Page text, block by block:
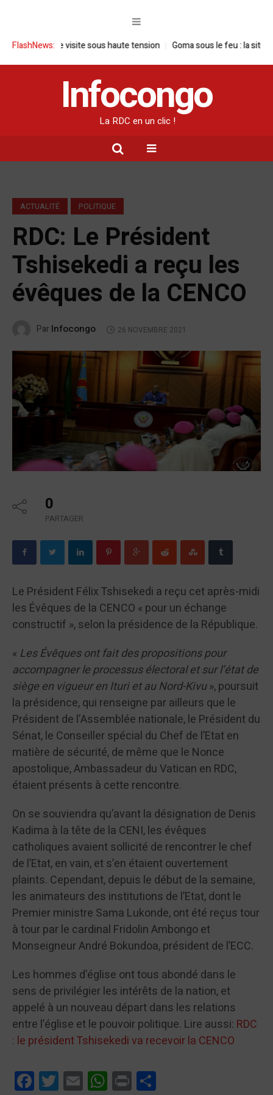
FlashNews:
: une visite sous haute tension Goma sous le feu : la situation
Infocongo
La RDC en un clic !
ACTUALITÉ POLITIQUE
RDC: Le Président
Tshisekedi a reçu les
évêques de la CENCO
Par Infocongo 26 NOVEMBRE 2021
0
PARTAGER
Le Président Félix Tshisekedi a reçu cet après-midi
les Évêques de la CENCO « pour un échange
constructif », selon la présidence de la République.
« Les Évêques ont fait des propositions pour
accompagner le processus électoral et sur l’état de
siège en vigueur en Ituri et au Nord-Kivu», poursuit
la présidence, qui renseigne par ailleurs que le
Président de l’Assemblée nationale, le Président du
Sénat, le Conseiller spécial du Chef de l’Etat en
matière de sécurité, de même que le Nonce
apostolique, Ambassadeur du Vatican en RDC,
étaient présents à cette rencontre.
On se souviendra qu’avant la désignation de Denis
Kadima à la tête de la CENI, les évêques
catholiques avaient sollicité de rencontrer le chef
de l’Etat, en vain, et s’en étaient ouvertement
plaints. Cependant, depuis le début de la semaine,
les animateurs des institutions de l’Etat, dont le
Premier ministre Sama Lukonde, ont été reçus tour
à tour par le cardinal Fridolin Ambongo et
Monseigneur André Bokundoa, président de l’ECC.
Les hommes d’église ont tous abondé dans le
sens de privilégier les intérêts de la nation, et
appelé à un nouveau départ dans les relations
entre l’église et le pouvoir politique. Lire aussi: RDC
: le président Tshisekedi va recevoir la CENCO
FacebookTwitterEmail WhatsApp
Print